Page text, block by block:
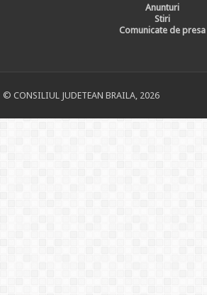
Anunturi
Stiri
Comunicate de presa
© CONSILIUL JUDETEAN BRAILA, 2026